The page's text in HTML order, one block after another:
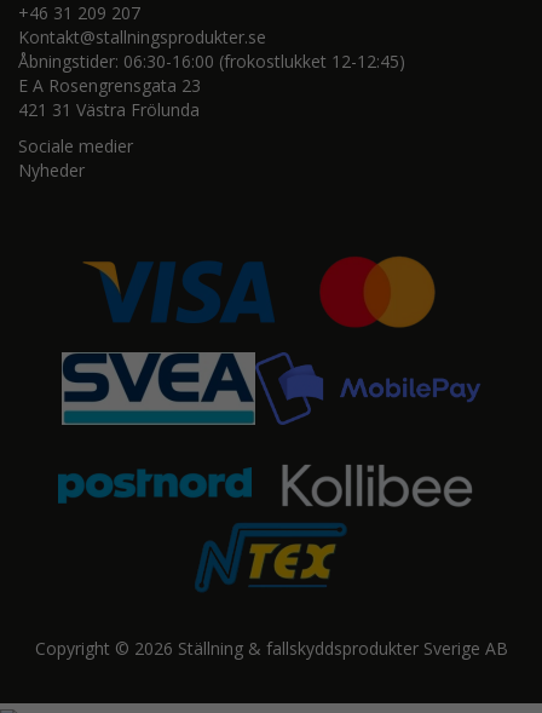
+46 31 209 207
Kontakt@stallningsprodukter.se
Åbningstider: 06:30-16:00 (frokostlukket 12-12:45)
E A Rosengrensgata 23
421 31 Västra Frölunda
Sociale medier
Nyheder
Copyright © 2026 Ställning & fallskyddsprodukter Sverige AB